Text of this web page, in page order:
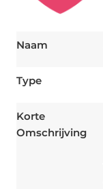
Naam
Type
Korte
Omschrijving